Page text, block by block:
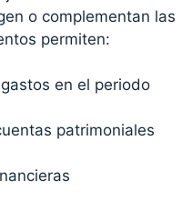
o complementan las
permiten:
en el periodo
patrimoniales